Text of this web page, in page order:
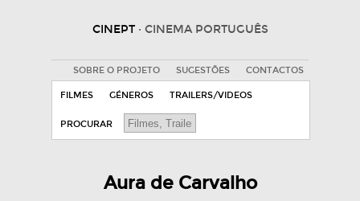
CINEPT · CINEMA PORTUGUÊS
SOBRE O PROJETO SUGESTÕES CONTACTOS
FILMES GÉNEROS TRAILERS/VIDEOS
PROCURAR
Aura de Carvalho